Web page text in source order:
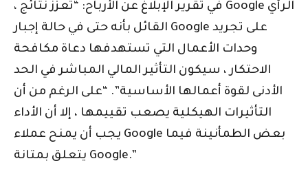
، في تقرير الإبلاغ عن الأرباح: “تعزز نتائج Google الرأي
القائل بأنه حتى في حالة إجبار Google على تجريد
وحدات الأعمال التي تستهدفها دعاة مكافحة
الاحتكار ، سيكون التأثير المالي المباشر في الحد
الأدنى لقوة أعمالها الأساسية”. “على الرغم من أن
التأثيرات الهيكلية يصعب تقييمها ، إلا أن الأداء
يجب أن يمنح عملاء Google بعض الطمأنينة فيما
يتعلق بمتانة Google.”